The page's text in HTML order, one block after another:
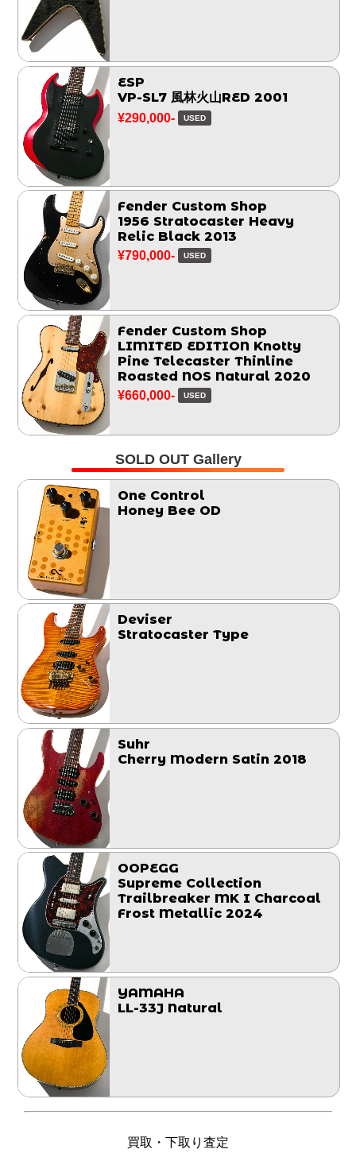
ESP
VP-SL7 風林火山RED 2001
¥290,000- USED
Fender Custom Shop
1956 Stratocaster Heavy
Relic Black 2013
¥790,000- USED
Fender Custom Shop
LIMITED EDITION Knotty
Pine Telecaster Thinline
Roasted NOS Natural 2020
¥660,000- USED
SOLD OUT Gallery
One Control
Honey Bee OD
Deviser
Stratocaster Type
Suhr
Cherry Modern Satin 2018
OOPEGG
Supreme Collection
Trailbreaker MK I Charcoal
Frost Metallic 2024
YAMAHA
LL-33J Natural
買取・下取り査定